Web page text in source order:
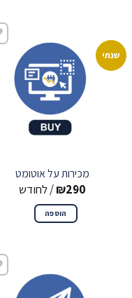
שנתי
מכירות על אוטומט
₪290 / לחודש
הוספה